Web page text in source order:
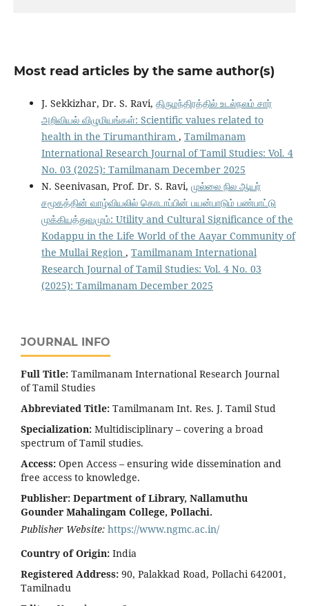
Most read articles by the same author(s)
J. Sekkizhar, Dr. S. Ravi, திருமந்திரத்தில் உடல்நலம் சார்
அறிவியல் விழுமியங்கள்: Scientific values related to
health in the Tirumanthiram , Tamilmanam
International Research Journal of Tamil Studies: Vol. 4
No. 03 (2025): Tamilmanam December 2025
N. Seenivasan, Prof. Dr. S. Ravi, முல்லை நில ஆயர்
சமூகத்தின் வாழ்வியலில் கொடாப்பின் பயன்பாடும் பண்பாட்டு
முக்கியத்துவமும்: Utility and Cultural Significance of the
Kodappu in the Life World of the Aayar Community of
the Mullai Region , Tamilmanam International
Research Journal of Tamil Studies: Vol. 4 No. 03
(2025): Tamilmanam December 2025
JOURNAL INFO
Full Title: Tamilmanam International Research Journal
of Tamil Studies
Abbreviated Title: Tamilmanam Int. Res. J. Tamil Stud
Specialization: Multidisciplinary – covering a broad
spectrum of Tamil studies.
Access: Open Access – ensuring wide dissemination and
free access to knowledge.
Publisher: Department of Library, Nallamuthu
Gounder Mahalingam College, Pollachi.
Publisher Website: https://www.ngmc.ac.in/
Country of Origin: India
Registered Address: 90, Palakkad Road, Pollachi 642001,
Tamilnadu